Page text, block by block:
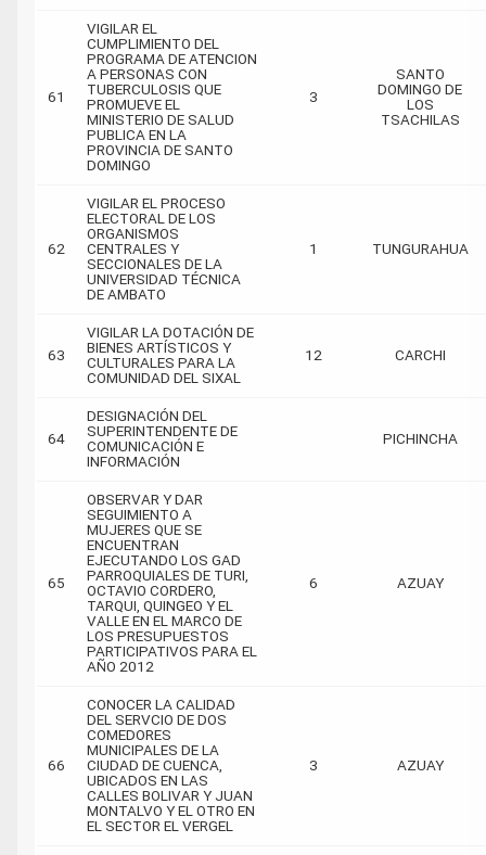
61
VIGILAR EL
CUMPLIMIENTO DEL
PROGRAMA DE ATENCION
A PERSONAS CON
TUBERCULOSIS QUE
PROMUEVE EL
MINISTERIO DE SALUD
PUBLICA EN LA
PROVINCIA DE SANTO
DOMINGO
3
SANTO
DOMINGO DE
LOS
TSACHILAS
62
VIGILAR EL PROCESO
ELECTORAL DE LOS
ORGANISMOS
CENTRALES Y
SECCIONALES DE LA
UNIVERSIDAD TÉCNICA
DE AMBATO
1 TUNGURAHUA
63
VIGILAR LA DOTACIÓN DE
BIENES ARTÍSTICOS Y
CULTURALES PARA LA
COMUNIDAD DEL SIXAL
12 CARCHI
64
DESIGNACIÓN DEL
SUPERINTENDENTE DE
COMUNICACIÓN E
INFORMACIÓN
PICHINCHA
65
OBSERVAR Y DAR
SEGUIMIENTO A
MUJERES QUE SE
ENCUENTRAN
EJECUTANDO LOS GAD
PARROQUIALES DE TURI,
OCTAVIO CORDERO,
TARQUI, QUINGEO Y EL
VALLE EN EL MARCO DE
LOS PRESUPUESTOS
PARTICIPATIVOS PARA EL
AÑO 2012
6 AZUAY
66
CONOCER LA CALIDAD
DEL SERVCIO DE DOS
COMEDORES
MUNICIPALES DE LA
CIUDAD DE CUENCA,
UBICADOS EN LAS
CALLES BOLIVAR Y JUAN
MONTALVO Y EL OTRO EN
EL SECTOR EL VERGEL
3 AZUAY